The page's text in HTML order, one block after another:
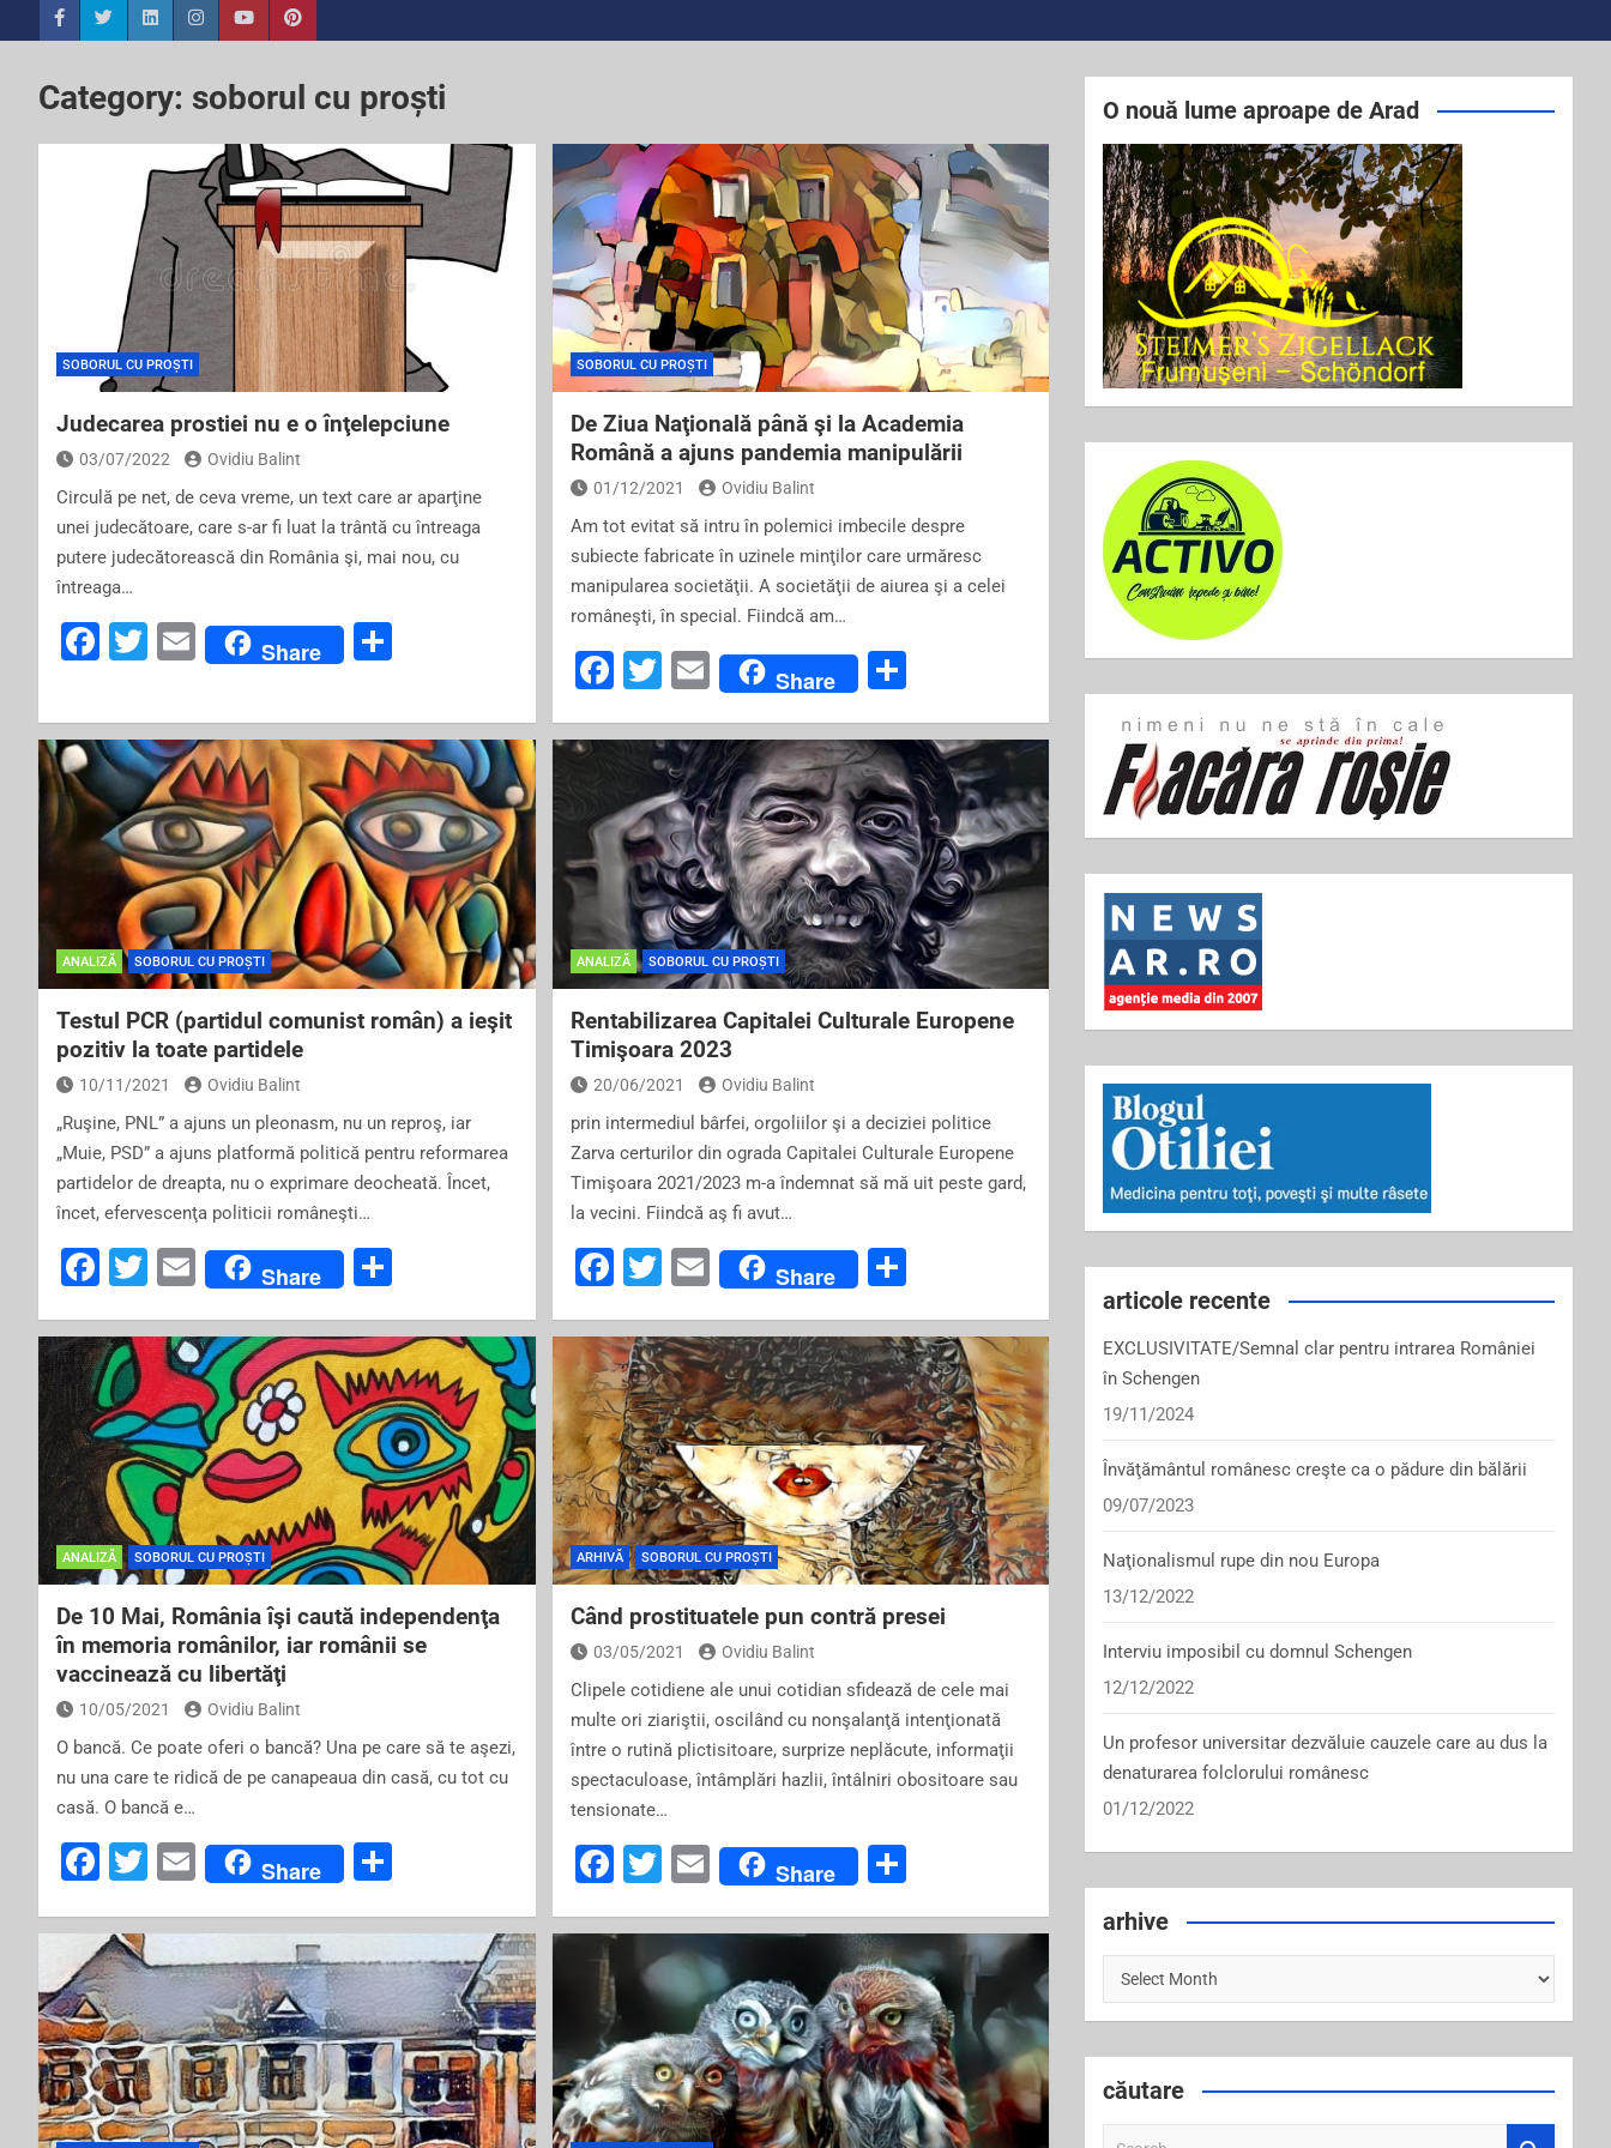
Category: soborul cu proști
SOBORUL CU PROȘTI
Judecarea prostiei nu e o înţelepciune
03/07/2022 Ovidiu Balint
Circulă pe net, de ceva vreme, un text care ar aparţine
unei judecătoare, care s-ar fi luat la trântă cu întreaga
putere judecătorească din România şi, mai nou, cu
întreaga…
F
c
e
b
o
o
k
T
tt
er
E
ai
l
Share
ar
e
SOBORUL CU PROȘTI
De Ziua Naţională până şi la Academia
Română a ajuns pandemia manipulării
01/12/2021 Ovidiu Balint
Am tot evitat să intru în polemici imbecile despre
subiecte fabricate în uzinele minţilor care urmăresc
manipularea societăţii. A societăţii de aiurea şi a celei
româneşti, în special. Fiindcă am…
F
c
b
o
o
k
T
tt
er
E
ai
l
Share
ar
e
ANALIZĂ SOBORUL CU PROȘTI
Testul PCR (partidul comunist român) a ieşit
pozitiv la toate partidele
10/11/2021 Ovidiu Balint
„Ruşine, PNL” a ajuns un pleonasm, nu un reproş, iar
„Muie, PSD” a ajuns platformă politică pentru reformarea
partidelor de dreapta, nu o exprimare deocheată. Încet,
încet, efervescenţa politicii româneşti…
F
c
e
b
o
o
k
T
tt
er
E
ai
l
Share
ar
e
ANALIZĂ SOBORUL CU PROȘTI
Rentabilizarea Capitalei Culturale Europene
Timişoara 2023
20/06/2021 Ovidiu Balint
prin intermediul bârfei, orgoliilor şi a deciziei politice
Zarva certurilor din ograda Capitalei Culturale Europene
Timişoara 2021/2023 m-a îndemnat să mă uit peste gard,
la vecini. Fiindcă aş fi avut…
F
c
e
b
o
o
k
T
tt
er
E
ai
l
Share
S
ar
e
ANALIZĂ SOBORUL CU PROȘTI
De 10 Mai, România îşi caută independenţa
în memoria românilor, iar românii se
vaccinează cu libertăţi
10/05/2021 Ovidiu Balint
O bancă. Ce poate oferi o bancă? Una pe care să te aşezi,
nu una care te ridică de pe canapeaua din casă, cu tot cu
casă. O bancă e…
F
c
e
b
o
o
k
T
tt
er
E
ai
l
Share
ar
e
ARHIVĂ SOBORUL CU PROȘTI
Când prostituatele pun contră presei
03/05/2021 Ovidiu Balint
Clipele cotidiene ale unui cotidian sfidează de cele mai
multe ori ziariştii, oscilând cu nonşalanţă intenţionată
între o rutină plictisitoare, surprize neplăcute, informaţii
spectaculoase, întâmplări hazlii, întâlniri obositoare sau
tensionate…
F
c
e
b
o
o
k
T
tt
er
E
ai
l
Share
S
ar
e
O nouă lume aproape de Arad
articole recente
EXCLUSIVITATE/Semnal clar pentru intrarea României
în Schengen
19/11/2024
Învăţământul românesc creşte ca o pădure din bălării
09/07/2023
Naţionalismul rupe din nou Europa
13/12/2022
Interviu imposibil cu domnul Schengen
12/12/2022
Un profesor universitar dezvăluie cauzele care au dus la
denaturarea folclorului românesc
01/12/2022
arhive
arhive
căutare